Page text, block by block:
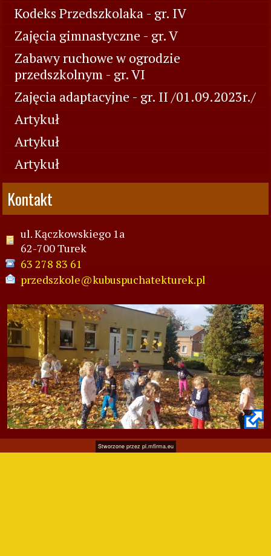
Kodeks Przedszkolaka - gr. IV
Zajęcia gimnastyczne - gr. V
Zabawy ruchowe w ogrodzie
przedszkolnym - gr. VI
Zajęcia adaptacyjne - gr. II /01.09.2023r./
Artykuł
Artykuł
Artykuł
Kontakt
ul. Kączkowskiego 1a
62-700 Turek
63 278 83 61
przedszkole@kubuspuchatekturek.pl
Stworzone przez pl.mfirma.eu